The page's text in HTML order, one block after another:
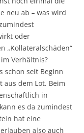
neu ab – was wird
oder
„Kollateralschäden“
Verhältnis?
schon seit Beginn
dem Lot. Beim
in
es da zumindest
hat eine
also auch